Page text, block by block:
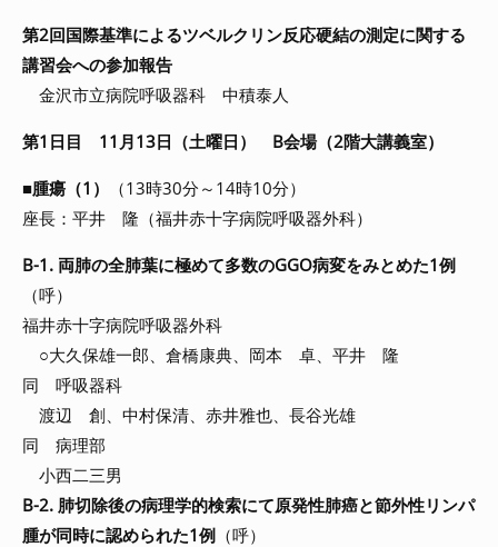
第2回国際基準によるツベルクリン反応硬結の測定に関する
講習会への参加報告
金沢市立病院呼吸器科 中積泰人
第1日目 11月13日（土曜日） B会場（2階大講義室）
■腫瘍（1）
（13時30分～14時10分）
座長：平井 隆（福井赤十字病院呼吸器外科）
B-1. 両肺の全肺葉に極めて多数のGGO病変をみとめた1例
（呼）
福井赤十字病院呼吸器外科
○大久保雄一郎、倉橋康典、岡本 卓、平井 隆
同 呼吸器科
渡辺 創、中村保清、赤井雅也、長谷光雄
同 病理部
小西二三男
B-2. 肺切除後の病理学的検索にて原発性肺癌と節外性リンパ
腫が同時に認められた1例 （呼）